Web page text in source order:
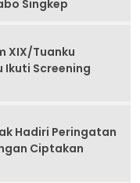
Singkep
XIX/Tuanku
Ikuti Screening
Hadiri Peringatan
Ciptakan